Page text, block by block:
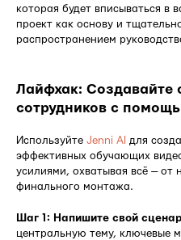
которая будет вписываться в
проект как основу и
распространением
Лайфхак: Создавайте
сотрудников с
Используйте Jenni AI для
эффективных обучающих
усилиями, охватывая всё — от
финального монтажа.
Шаг 1: Напишите свой
центральную тему, ключевые